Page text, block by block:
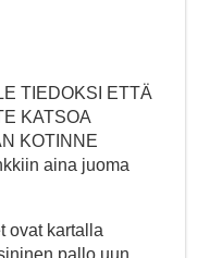
TIEDOKSI ETTÄ
KATSOA
KOTINNE
aina juoma
ovat kartalla